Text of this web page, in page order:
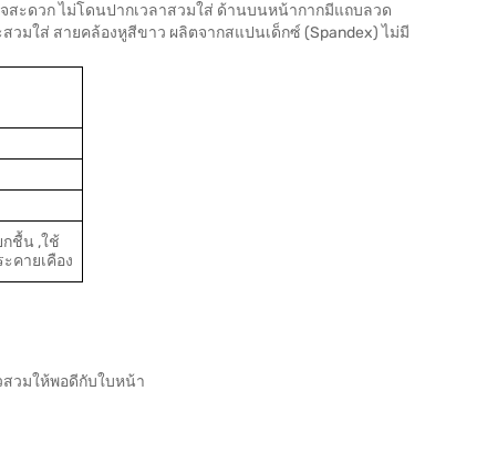
ะดวก ไม่โดนปากเวลาสวมใส่ ด้านบนหน้ากากมีแถบลวด
มใส่ สายคล้องหูสีขาว ผลิตจากสแปนเด็กซ์ (Spandex) ไม่มี
ชื้น ,ใช้
คายเคือง
วมให้พอดีกับใบหน้า